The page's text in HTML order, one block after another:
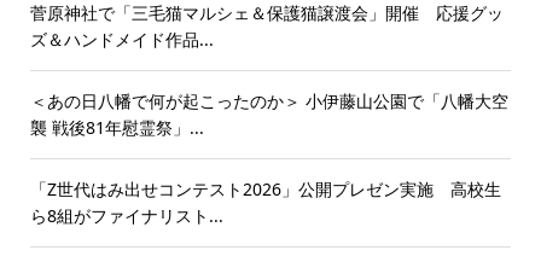
菅原神社で「三毛猫マルシェ＆保護猫譲渡会」開催 応援グッ
ズ＆ハンドメイド作品...
＜あの日八幡で何が起こったのか＞ 小伊藤山公園で「八幡大空
襲 戦後81年慰霊祭」...
「Z世代はみ出せコンテスト2026」公開プレゼン実施 高校生
ら8組がファイナリスト...